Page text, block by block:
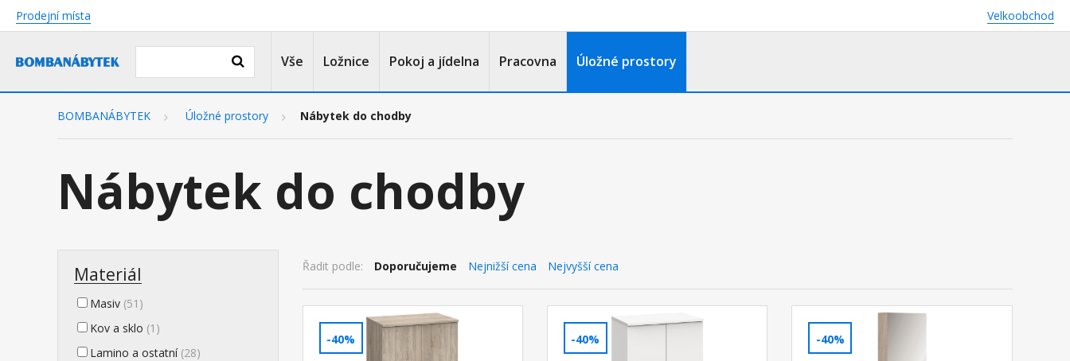
Prodejní místa Velkoobchod
Vše Ložnice Pokoj a jídelna Pracovna Úložné prostory
BOMBANÁBYTEK Úložné prostory Nábytek do chodby
Nábytek do chodby
Řadit podle: Doporučujeme Nejnižší cena Nejvyšší cena
Materiál
Lamino a ostatní (28)
Kov a sklo (1)
Masiv (51)
-40% -40% -40%